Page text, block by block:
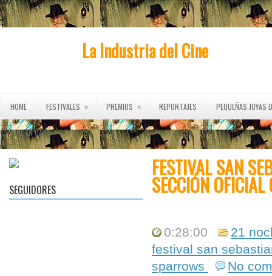
La Industria del Cine
HOME FESTIVALES » PREMIOS » REPORTAJES PEQUEÑAS JOYAS
CINE EN CASA »
SEGUIDORES
FESTIVAL SAN
SECCIÓN
0:28:00
21
festival san
sparrows
No